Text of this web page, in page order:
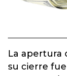
La apertura
su cierre